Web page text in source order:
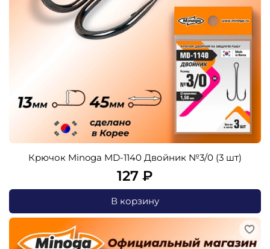
Крючок Minoga MD-1140 Двойник №3/0 (3 шт)
127 ₽
В корзину